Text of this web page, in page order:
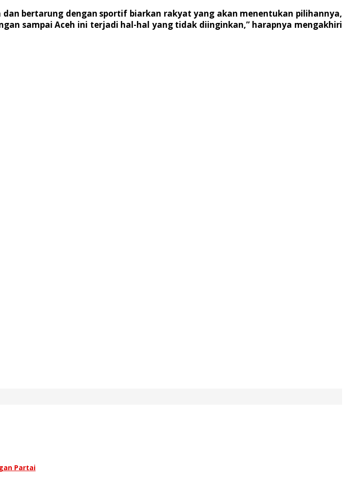
bertarung dengan sportif biarkan rakyat yang akan menentukan pilihannya,
sampai Aceh ini terjadi hal-hal yang tidak diinginkan,” harapnya mengakhiri
Partai